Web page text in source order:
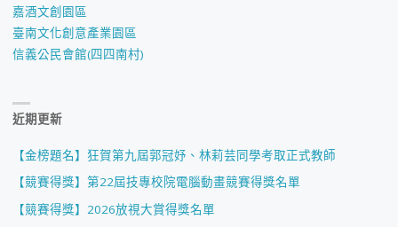
嘉酒文創園區
臺南文化創意產業園區
信義公民會館(四四南村)
近期更新
【金榜題名】狂賀第九屆郭冠妤、林莉芸同學考取正式教師
【競賽得獎】第22屆技專校院電腦動畫競賽得獎名單
【競賽得獎】2026放視大賞得獎名單